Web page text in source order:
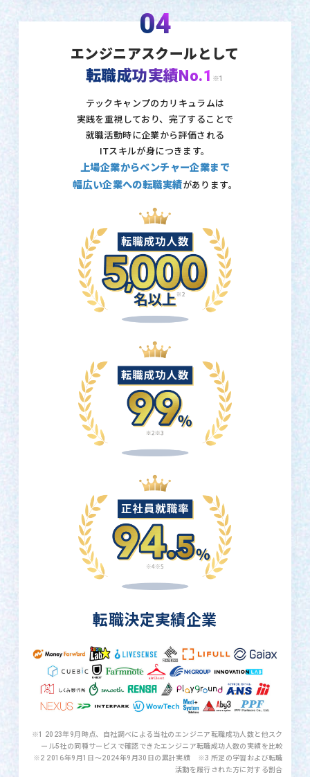
04
エンジニアスクールとして
転職成功実績No.1 ※1
テックキャンプのカリキュラムは
実践を重視しており、 完了することで
就職活動時に企業から評価される
ITスキルが身につきます。
上場企業からベンチャー企業まで
幅広い企業への転職実績があります。
転職決定実績企業
※1 2023年9月時点、自社調べによる当社のエンジニア転職成功人数と他スク
ール5社の同種サービスで確認できたエンジニア転職成功人数の実績を比較
※2 2016年9月1日〜2024年9月30日の累計実績 ※3 所定の学習および転職
活動を履行された方に対する割合